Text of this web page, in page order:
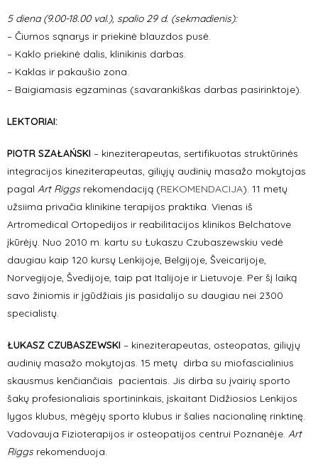
5 diena (9.00-18.00 val.), spalio 29 d. (sekmadienis):
– Čiurnos sąnarys ir priekinė blauzdos pusė.
– Kaklo priekinė dalis, klinikinis darbas.
– Kaklas ir pakaušio zona.
– Baigiamasis egzaminas (savarankiškas darbas pasirinktoje).
LEKTORIAI:
PIOTR SZAŁAŃSKI – kineziterapeutas, sertifikuotas struktūrinės
integracijos kineziterapeutas, giliųjų audinių masažo mokytojas
pagal Art Riggsrekomendaciją (REKOMENDACIJA). 11 metų
užsiima privačia klinikine terapijos praktika. Vienas iš
Artromedical Ortopedijos ir reabilitacijos klinikos Belchatove
įkūrėjų. Nuo 2010 m. kartu su Łukaszu Czubaszewskiu vedė
daugiau kaip 120 kursų Lenkijoje, Belgijoje, Šveicarijoje,
Norvegijoje, Švedijoje, taip pat Italijoje ir Lietuvoje. Per šį laiką
savo žiniomis ir įgūdžiais jis pasidalijo su daugiau nei 2300
specialistų.
ŁUKASZ CZUBASZEWSKI – kineziterapeutas, osteopatas, giliųjų
audinių masažo mokytojas. 15 metų dirba su miofascialinius
skausmus kenčiančiais pacientais. Jis dirba su įvairių sporto
šakų profesionaliais sportininkais, įskaitant Didžiosios Lenkijos
lygos klubus, mėgėjų sporto klubus ir šalies nacionalinę rinktinę.
Vadovauja Fizioterapijos ir osteopatijos centrui Poznanėje. Art
Riggsrekomenduoja.